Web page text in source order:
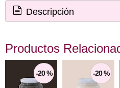
Descripción
Productos
-20 % -20 %